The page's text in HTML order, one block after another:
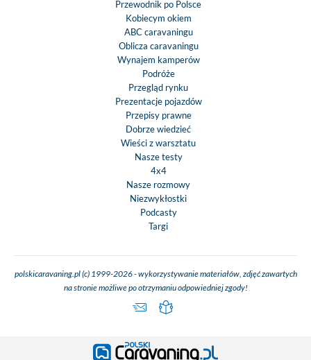
Przewodnik po Polsce
Kobiecym okiem
ABC caravaningu
Oblicza caravaningu
Wynajem kamperów
Podróże
Przegląd rynku
Prezentacje pojazdów
Przepisy prawne
Dobrze wiedzieć
Wieści z warsztatu
Nasze testy
4x4
Nasze rozmowy
Niezwykłostki
Podcasty
Targi
polskicaravaning.pl (c) 1999-2026 - wykorzystywanie materiałów, zdjęć zawartych
na stronie możliwe po otrzymaniu odpowiedniej zgody!